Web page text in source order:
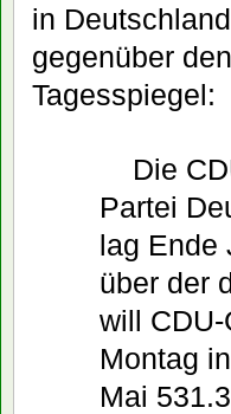
in
gegenüber
Tagesspiegel:
Die
Partei
lag Ende
über der
will
Montag
Mai